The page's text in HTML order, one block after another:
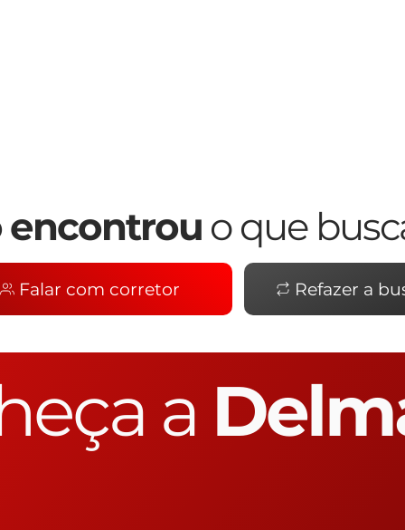
encontrou o que
Falar com corretor Refazer a
a